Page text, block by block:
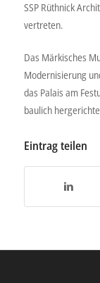
SSP Rüthnick
vertreten.
Das Märkisches
Modernisierung
das Palais am
baulich
Eintrag teilen